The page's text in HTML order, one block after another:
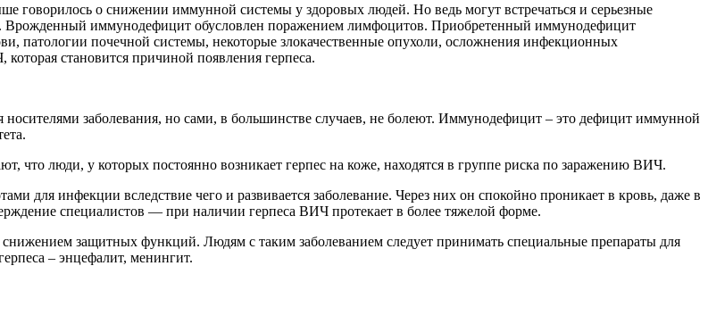
говорилось о снижении иммунной системы у здоровых людей. Но ведь могут встречаться и серьезные
иммунодефицит обусловлен поражением лимфоцитов. Приобретенный иммунодефицит
патологии почечной системы, некоторые злокачественные опухоли, осложнения инфекционных
становится причиной появления герпеса.
заболевания, но сами, в большинстве случаев, не болеют. Иммунодефицит – это дефицит иммунной
что люди, у которых постоянно возникает герпес на коже, находятся в группе риска по заражению ВИЧ.
для инфекции вследствие чего и развивается заболевание. Через них он спокойно проникает в кровь, даже в
специалистов — при наличии герпеса ВИЧ протекает в более тяжелой форме.
защитных функций. Людям с таким заболеванием следует принимать специальные препараты для
– энцефалит, менингит.